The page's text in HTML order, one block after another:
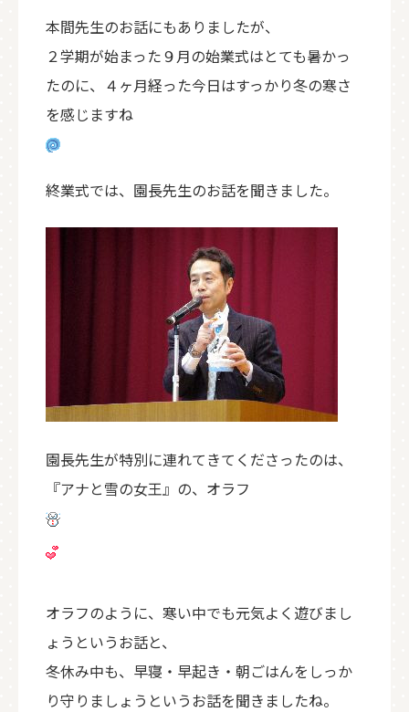
本間先生のお話にもありましたが、
２学期が始まった９月の始業式はとても暑かっ
たのに、４ヶ月経った今日はすっかり冬の寒さ
を感じますね
終業式では、園長先生のお話を聞きました。
園長先生が特別に連れてきてくださったのは、
『アナと雪の女王』の、オラフ
オラフのように、寒い中でも元気よく遊びまし
ょうというお話と、
冬休み中も、早寝・早起き・朝ごはんをしっか
り守りましょうというお話を聞きましたね。